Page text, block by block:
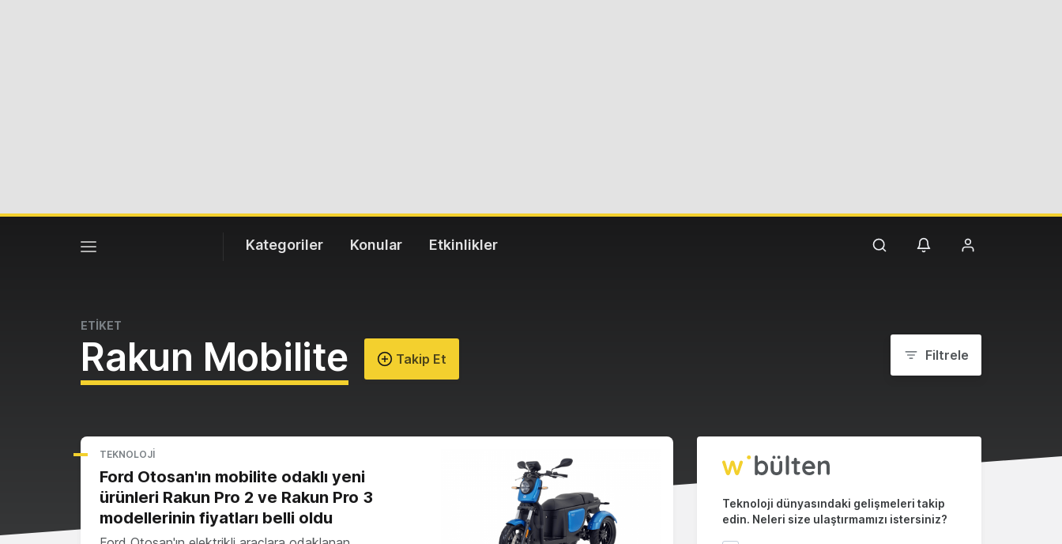
Kategoriler Konular Etkinlikler
ETİKET
Rakun Mobilite Takip Et Filtrele
TEKNOLOJI
Ford Otosan'ın mobilite odaklı yeni
ürünleri Rakun Pro 2 ve Rakun Pro 3
modellerinin fiyatları belli oldu
Teknoloji dünyasındaki gelişmeleri takip
edin. Neleri size ulaştırmamızı istersiniz?